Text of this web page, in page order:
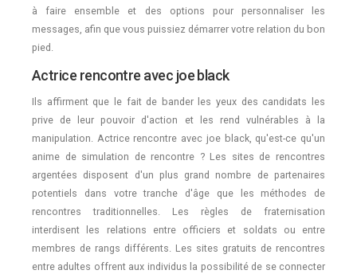
à faire ensemble et des options pour personnaliser les
messages, afin que vous puissiez démarrer votre relation du bon
pied.
Actrice rencontre avec joe black
Ils affirment que le fait de bander les yeux des candidats les
prive de leur pouvoir d'action et les rend vulnérables à la
manipulation. Actrice rencontre avec joe black, qu'est-ce qu'un
anime de simulation de rencontre ? Les sites de rencontres
argentées disposent d'un plus grand nombre de partenaires
potentiels dans votre tranche d'âge que les méthodes de
rencontres traditionnelles. Les règles de fraternisation
interdisent les relations entre officiers et soldats ou entre
membres de rangs différents. Les sites gratuits de rencontres
entre adultes offrent aux individus la possibilité de se connecter